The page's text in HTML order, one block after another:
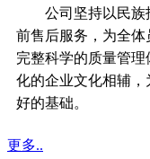
公司坚持以民族
前售后服务，为全
完整科学的质量管
化的企业文化相辅，
好的基础。
更多..